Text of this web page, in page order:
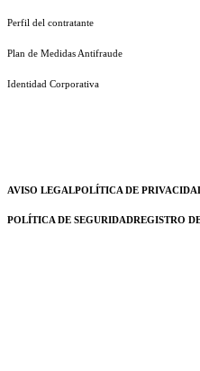
Perfil del contratante
Plan de Medidas Antifraude
Identidad Corporativa
AVISO LEGALPOLÍTICA DE
POLÍTICA DE SEGURIDADREGISTRO